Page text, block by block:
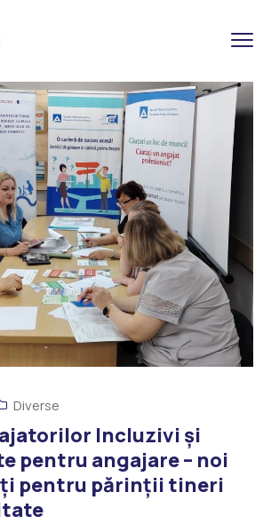
Diverse
Incluzivi și
pentru angajare – noi
pentru părinții tineri